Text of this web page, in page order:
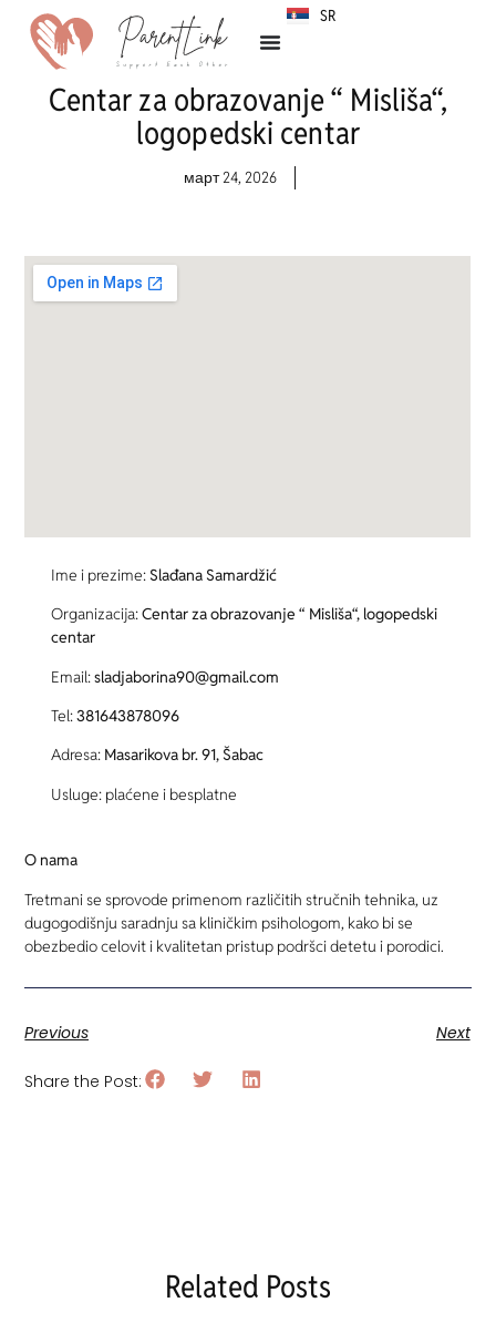
SR
HR
Centar za obrazovanje “ Misliša“,
logopedski centar
март 24, 2026
Ime i prezime: Slađana Samardžić
Organizacija:Centar za obrazovanje “ Misliša“, logopedski
centar
Email:sladjaborina90@gmail.com
Tel:381643878096
Adresa: Masarikova br. 91, Šabac
Usluge: plaćene i besplatne
O nama
Tretmani se sprovode primenom različitih stručnih tehnika, uz
dugogodišnju saradnju sa kliničkim psihologom, kako bi se
obezbedio celovit i kvalitetan pristup podršci detetu i porodici.
Previous Next
Share the Post:
Related Posts